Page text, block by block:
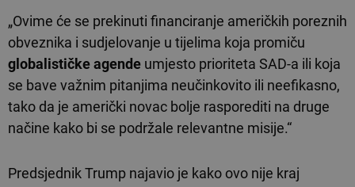
„Ovime će se prekinuti financiranje američkih poreznih
obveznika i sudjelovanje u tijelima koja promiču
globalističke agende umjesto prioriteta SAD-a ili koja
se bave važnim pitanjima neučinkovito ili neefikasno,
tako da je američki novac bolje rasporediti na druge
načine kako bi se podržale relevantne misije.“
Predsjednik Trump najavio je kako ovo nije kraj